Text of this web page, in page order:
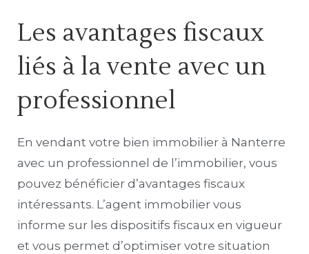
Les avantages fiscaux
liés à la vente avec un
professionnel
En vendant votre bien immobilier à Nanterre
avec un professionnel de l’immobilier, vous
pouvez bénéficier d’avantages fiscaux
intéressants. L’agent immobilier vous
informe sur les dispositifs fiscaux en vigueur
et vous permet d’optimiser votre situation